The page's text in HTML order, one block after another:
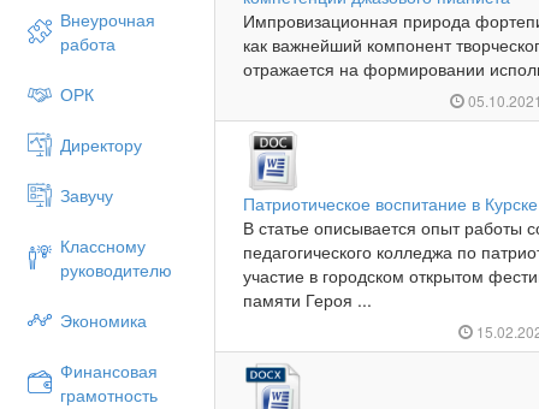
Внеурочная
работа
ОРК
Директору
Завучу
Классному
руководителю
Экономика
Финансовая
грамотность
Импровизационная природа
как важнейший компонент
отражается на формировании
Патриотическое воспитание в Курске
В статье описывается опыт работы
педагогического колледжа по
участие в городском открытом
памяти Героя ...